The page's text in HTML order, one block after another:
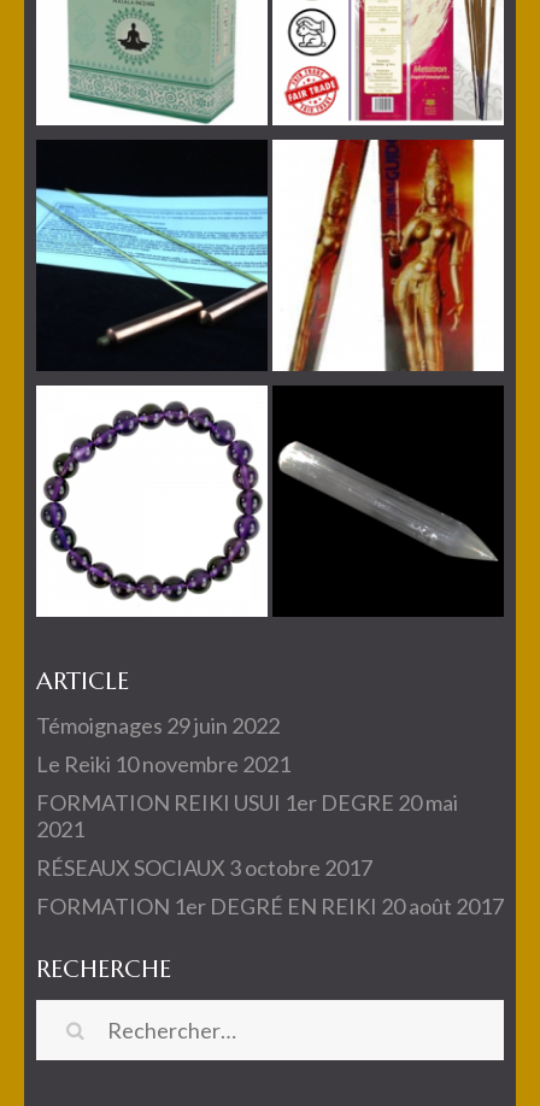
ARTICLE
Témoignages 29 juin 2022
Le Reiki 10 novembre 2021
FORMATION REIKI USUI 1er DEGRE 20 mai
2021
RÉSEAUX SOCIAUX 3 octobre 2017
FORMATION 1er DEGRÉ EN REIKI 20 août 2017
RECHERCHE
Rechercher :